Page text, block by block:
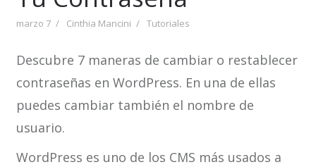
marzo 7 Cinthia Mancini Tutoriales
Descubre 7 maneras de cambiar o restablecer
contraseñas en WordPress. En una de ellas
puedes cambiar también el nombre de
usuario.
WordPress es uno de los CMS más usados a